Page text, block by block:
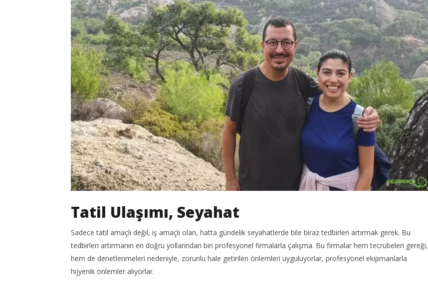
Tatil Ulaşımı, Seyahat
Sadece tatil amaçlı değil, iş amaçlı olan, hatta gündelik seyahatlerde bile biraz tedbirleri artırmak gerek. Bu
tedbirleri artırmanın en doğru yollarından biri profesyonel firmalarla çalışma. Bu firmalar hem tecrübeleri gereği,
hem de denetlenmeleri nedeniyle, zorunlu hale getirilen önlemleri uyguluyorlar, profesyonel ekipmanlarla
hijyenik önlemler alıyorlar.